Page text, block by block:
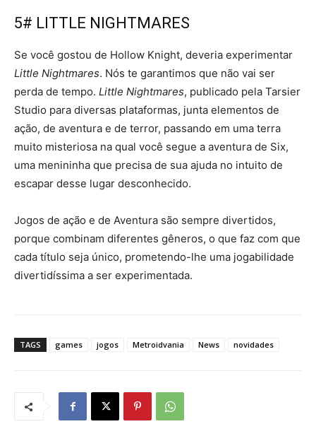
5# LITTLE NIGHTMARES
Se você gostou de Hollow Knight, deveria experimentar
Little Nightmares. Nós te garantimos que não vai ser
perda de tempo. Little Nightmares, publicado pela Tarsier
Studio para diversas plataformas, junta elementos de
ação, de aventura e de terror, passando em uma terra
muito misteriosa na qual você segue a aventura de Six,
uma menininha que precisa de sua ajuda no intuito de
escapar desse lugar desconhecido.
Jogos de ação e de Aventura são sempre divertidos,
porque combinam diferentes gêneros, o que faz com que
cada título seja único, prometendo-lhe uma jogabilidade
divertidíssima a ser experimentada.
TAGS games jogos Metroidvania News novidades